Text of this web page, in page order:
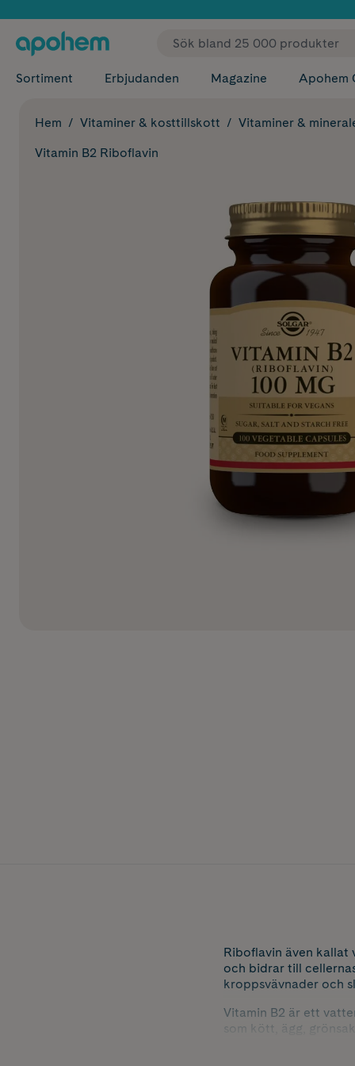
✓ Fri
Sortiment Erbjudanden Magazine Apohem
Hem Vitaminer & kosttillskott Vitaminer &
Vitamin B2 Riboflavin
Riboflavin även kallat
och bidrar till
kroppsvävnader och
Vitamin B2 är ett
som kött, ägg,